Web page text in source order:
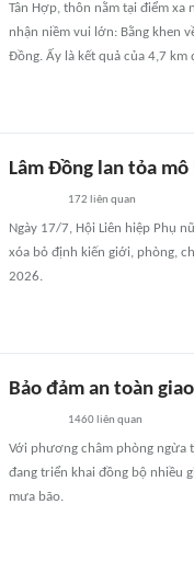
Tân Hợp, thôn nằm tại điểm xa
nhận niềm vui lớn: Bằng khen
Đồng. Ấy là kết quả của 4,7
Lâm Đồng lan tỏa
172 liên quan
Ngày 17/7, Hội Liên hiệp Phụ
xóa bỏ định kiến giới, phòng,
2026.
Bảo đảm an toàn
1460 liên quan
Với phương châm phòng ngừa
đang triển khai đồng bộ nhiều
mưa bão.